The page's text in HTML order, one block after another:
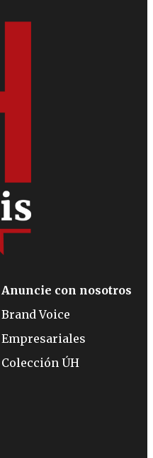
Anuncie con nosotros
Brand Voice
Empresariales
Colección ÚH